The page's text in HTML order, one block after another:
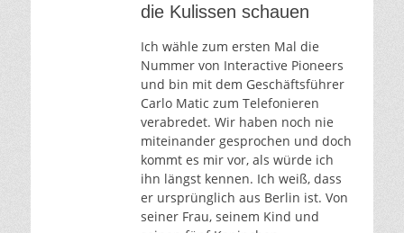
die Kulissen schauen
Ich wähle zum ersten Mal die
Nummer von Interactive Pioneers
und bin mit dem Geschäftsführer
Carlo Matic zum Telefonieren
verabredet. Wir haben noch nie
miteinander gesprochen und doch
kommt es mir vor, als würde ich
ihn längst kennen. Ich weiß, dass
er ursprünglich aus Berlin ist. Von
seiner Frau, seinem Kind und